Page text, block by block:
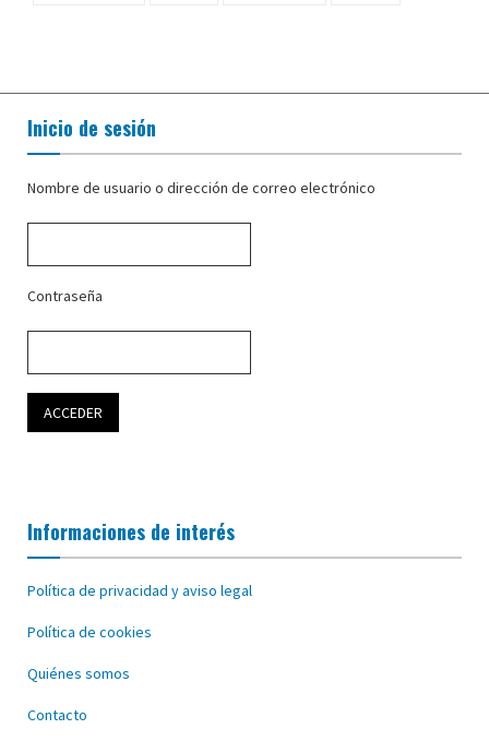
Inicio de sesión
Nombre de usuario o dirección de correo electrónico
Contraseña
Informaciones de interés
Política de privacidad y aviso legal
Política de cookies
Quiénes somos
Contacto